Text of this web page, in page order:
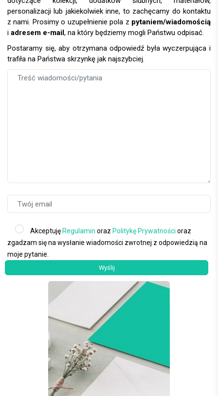
personalizacji lub jakiekolwiek inne, to zachęcamy do kontaktu
z nami. Prosimy o uzupełnienie pola z pytaniem/wiadomością
i adresem e-mail , na który będziemy mogli Państwu odpisać.
Postaramy się, aby otrzymana odpowiedź była wyczerpująca i
trafiła na Państwa skrzynkę jak najszybciej.
Akceptuję Regulamin oraz Politykę Prywatności oraz
zgadzam się na wysłanie wiadomości zwrotnej z odpowiedzią na
moje pytanie.